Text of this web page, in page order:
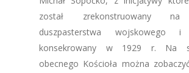
został zrekonstruowany na
duszpasterstwa wojskowego i
konsekrowany w 1929 r. Na
obecnego Kościoła można